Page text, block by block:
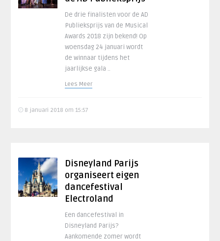
De drie finalisten voor de AD
Publieksprijs van de Musical
Awards 2018 zijn bekend! Op
woensdag 24 januari wordt
de winnaar tijdens het
jaarlijkse gala ..
Lees Meer
8 januari 2018 om 15:57
Disneyland Parijs
organiseert eigen
dancefestival
Electroland
Een dancefestival in
Disneyland Parijs?
Aankomende zomer wordt